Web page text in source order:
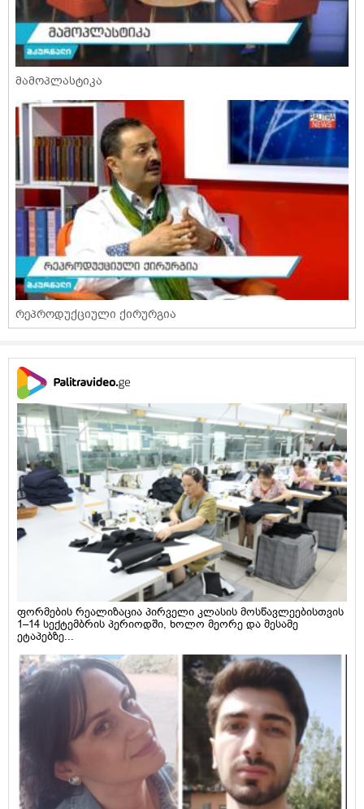
მამოპლასტიკა
რეპროდუქციული ქირურგია
ფორმების რეალიზაცია პირველი კლასის მოსწავლეებისთვის
1–14 სექტემბრის პერიოდში, ხოლო მეორე და მესამე
ეტაპებზე...